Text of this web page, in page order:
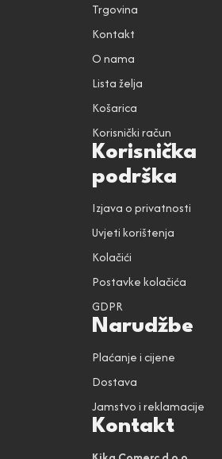
Trgovina
Kontakt
O nama
Lista želja
Košarica
Korisnički račun
Korisnička
podrška
Izjava o privatnosti
Uvjeti korištenja
Kolačići
Postavke kolačića
GDPR
Narudžbe
Plaćanje i cijene
Dostava
Jamstvo i reklamacije
Kontakt